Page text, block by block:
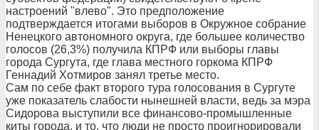
настроений "влево". Это предположение
подтверждается итогами выборов в Окружное собрание
Ненецкого автономного округа, где большее количество
голосов (26,3%) получила КПРФ или выборы главы
города Сургута, где глава местного горкома КПРФ
Геннадий Хотмиров занял третье место.
Сам по себе факт второго тура голосования в Сургуте
уже показатель слабости нынешней власти, ведь за мэра
Сидорова выступили все финансово-промышленные
киты города, и то, что люди не просто проигнорировали